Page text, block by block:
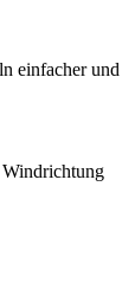
einfacher und
Windrichtung